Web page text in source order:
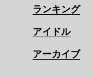
ランキング
アイドル
アーカイブ